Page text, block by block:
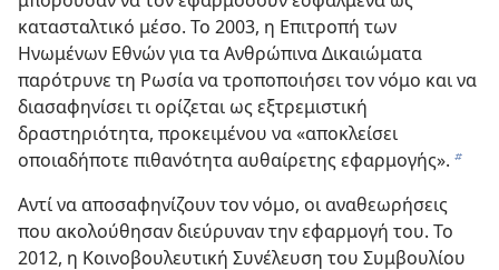
κατασταλτικό μέσο. Το 2003, η Επιτροπή των
Ηνωμένων Εθνών για τα Ανθρώπινα Δικαιώματα
παρότρυνε τη Ρωσία να τροποποιήσει τον νόμο και να
διασαφηνίσει τι ορίζεται ως εξτρεμιστική
δραστηριότητα, προκειμένου να «αποκλείσει
οποιαδήποτε πιθανότητα αυθαίρετης εφαρμογής». b
Αντί να αποσαφηνίζουν τον νόμο, οι αναθεωρήσεις
που ακολούθησαν διεύρυναν την εφαρμογή του. Το
2012, η Κοινοβουλευτική Συνέλευση του Συμβουλίου